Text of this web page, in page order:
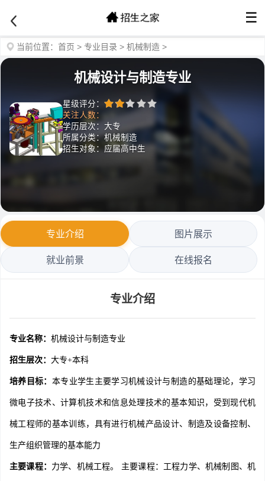
☰
当前位置： 首页 > 专业目录 > 机械制造 >
机械设计与制造专业
星级评分：
关注人数：
学历层次：大专
所属分类：机械制造
招生对象：应届高中生
专业介绍 图片展示
就业前景 在线报名
专业介绍
专业名称： 机械设计与制造专业
招生层次： 大专+本科
培养目标： 本专业学生主要学习机械设计与制造的基础理论，学习
微电子技术、计算机技术和信息处理技术的基本知识，受到现代机
械工程师的基本训练，具有进行机械产品设计、制造及设备控制、
生产组织管理的基本能力
主要课程： 力学、机械工程。 主要课程：工程力学、机械制图、机